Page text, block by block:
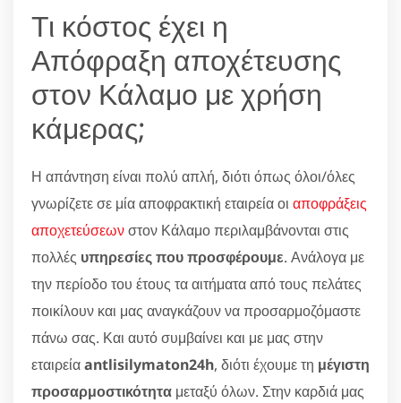
Τι κόστος έχει η
Απόφραξη αποχέτευσης
στον Κάλαμο με χρήση
κάμερας;
Η απάντηση είναι πολύ απλή, διότι όπως όλοι/όλες
γνωρίζετε σε μία αποφρακτική εταιρεία οι αποφράξεις
αποχετεύσεωνστον Κάλαμο περιλαμβάνονται στις
πολλές υπηρεσίες που προσφέρουμε. Ανάλογα με
την περίοδο του έτους τα αιτήματα από τους πελάτες
ποικίλουν και μας αναγκάζουν να προσαρμοζόμαστε
πάνω σας. Και αυτό συμβαίνει και με μας στην
εταιρείαantlisilymaton24h, διότι έχουμε τη μέγιστη
προσαρμοστικότητα μεταξύ όλων. Στην καρδιά μας